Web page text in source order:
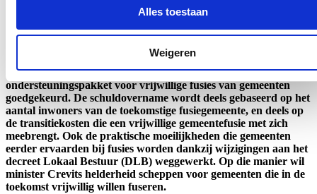
Alles toestaan
Weigeren
29/06/26
De Vlaamse Regering heeft op voorstel van Vlaams minister
van Binnenland Hilde Crevits het financieel
ondersteuningspakket voor vrijwillige fusies van gemeenten
goedgekeurd. De schuldovername wordt deels gebaseerd op het
aantal inwoners van de toekomstige fusiegemeente, en deels op
de transitiekosten die een vrijwillige gemeentefusie met zich
meebrengt. Ook de praktische moeilijkheden die gemeenten
eerder ervaarden bij fusies worden dankzij wijzigingen aan het
decreet Lokaal Bestuur (DLB) weggewerkt. Op die manier wil
minister Crevits helderheid scheppen voor gemeenten die in de
toekomst vrijwillig willen fuseren.